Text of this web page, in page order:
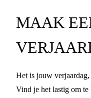
MAAK
Het is jouw
Vind je het lastig om te